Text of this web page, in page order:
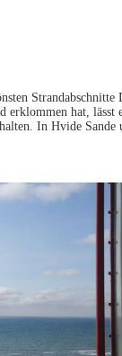
hat,
In Hvide